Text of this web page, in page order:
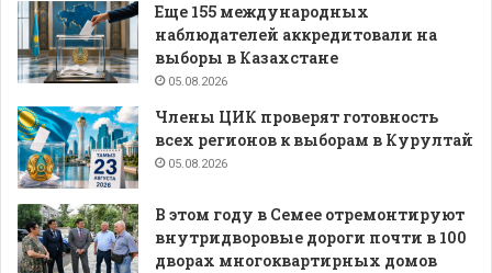
Еще 155 международных
наблюдателей аккредитовали на
выборы в Казахстане
05.08.2026
Члены ЦИК проверят готовность
всех регионов к выборам в Курултай
05.08.2026
В этом году в Семее отремонтируют
внутридворовые дороги почти в 100
дворах многоквартирных домов